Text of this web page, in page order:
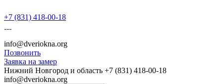
+7 (831) 418-00-18
info@dveriokna.org
Позвонить
Заявка на замер
Нижний Новгород и область +7 (831) 418-00-18
info@dveriokna.org